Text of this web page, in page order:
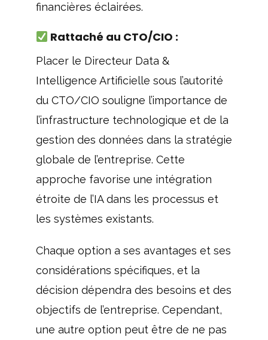
financières éclairées.
Rattaché au CTO/CIO :
Placer le Directeur Data &
Intelligence Artificielle sous l’autorité
du CTO/CIO souligne l’importance de
l’infrastructure technologique et de la
gestion des données dans la stratégie
globale de l’entreprise. Cette
approche favorise une intégration
étroite de l’IA dans les processus et
les systèmes existants.
Chaque option a ses avantages et ses
considérations spécifiques, et la
décision dépendra des besoins et des
objectifs de l’entreprise. Cependant,
une autre option peut être de ne pas